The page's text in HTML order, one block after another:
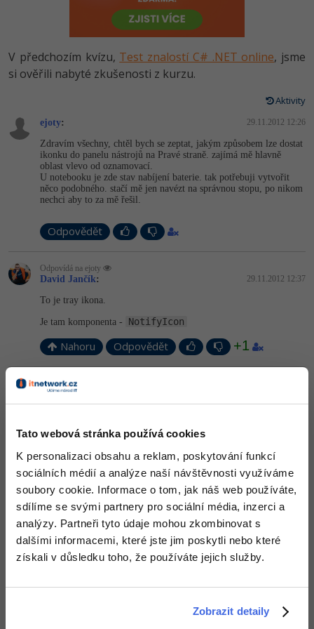
Tato webová stránka používá cookies
K personalizaci obsahu a reklam, poskytování funkcí
sociálních médií a analýze naší návštěvnosti využíváme
soubory cookie. Informace o tom, jak náš web používáte,
sdílíme se svými partnery pro sociální média, inzerci a
analýzy. Partneři tyto údaje mohou zkombinovat s
dalšími informacemi, které jste jim poskytli nebo které
získali v důsledku toho, že používáte jejich služby.
Zobrazit detaily
HTML5, CSS3, Bootstrap, SEO
SQL a databáze
React
Spring
ASP.NET MVC
JavaScript
UML a návrhové vzory
MySQL/MariaDB
MS-SQL
Vývojář mobilních aplikací
C# Game developer
Tester
Systémový administrátor
Grafik / UX/UI návrhář
3D grafik
Projektový manažer
Databázový analytik
Copywriter
SEO specialista
-80%
-80%
PHP -80%
Swift -80%
Kotlin -80%
-80%
VB.NET
SQL
Návrh SW
Algoritmy -41%
-10%
Pro děti
Více
Fórum
Kurzy e-commerce
Testování softwaru
Kurzy designu
V předchozím kvízu, Test znalostí C# .NET online, jsme
si ověřili nabyté zkušenosti z kurzu.
Aktivity
ejoty: 29.11.2012 12:26
Zdravím všechny, chtěl bych se zeptat, jakým způsobem lze dostat
ikonku do panelu nástrojů na Pravé straně. zajímá mě hlavně
oblast vlevo od oznamovací.
U notebooku je zde stav nabíjení baterie. tak potřebuji vytvořit
něco podobného. stačí mě jen navézt na správnou stopu, po nikom
nechci aby to za mě řešil.
Odpovědět
Odpovídá na ejoty
David Jančík: 29.11.2012 12:37
To je tray ikona.
Je tam komponenta - NotifyIcon
Nahoru Odpovědět +1
Odpovídá na David Jančík
ejoty: